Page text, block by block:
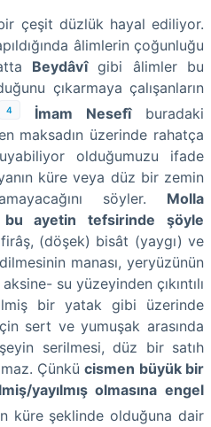
çeşit düzlük hayal ediliyor.
âlimlerin çoğunluğu
Beydâvîgibi âlimler bu
çıkarmaya çalışanların
4 İmam Nesefîburadaki
maksadın üzerinde rahatça
olduğumuzu ifade
küre veya düz bir zemin
söyler. Molla
ayetin tefsirinde şöyle
(döşek) bisât (yaygı) ve
manası, yeryüzünün
su yüzeyinden çıkıntılı
bir yatak gibi üzerinde
sert ve yumuşak arasında
serilmesi, düz bir satıh
Çünkücismen büyük bir
yayılmış olmasına engel
küre şeklinde olduğuna dair